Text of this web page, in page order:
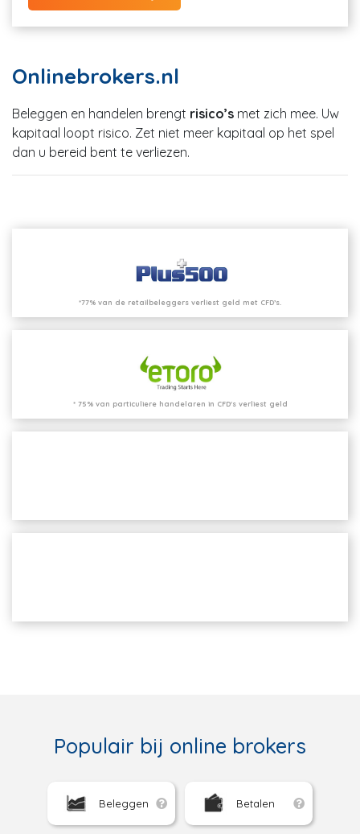
Onlinebrokers.nl
Beleggen en handelen brengt risico’s met zich mee. Uw
kapitaal loopt risico. Zet niet meer kapitaal op het spel
dan u bereid bent te verliezen.
*77% van de retailbeleggers verliest geld met CFD’s.
* 75% van particuliere handelaren in CFD's verliest geld
Populair bij online brokers
Beleggen Betalen